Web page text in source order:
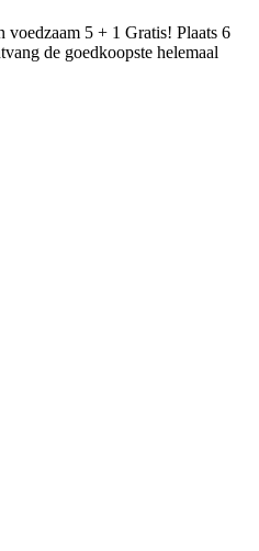
5 + 1 Gratis! Plaats 6
de goedkoopste helemaal